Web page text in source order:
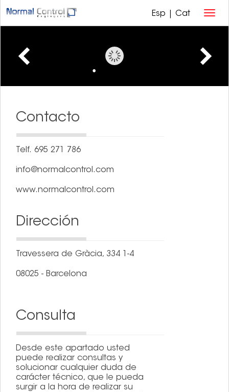
Esp Cat
Contacto
Telf. 695 271 786
info@normalcontrol.com
www.normalcontrol.com
Dirección
Travessera de Gràcia, 334 1-4
08025 - Barcelona
Consulta
Desde este apartado usted
puede realizar consultas y
solucionar cualquier duda de
carácter técnico, que le pueda
surgir a la hora de realizar su